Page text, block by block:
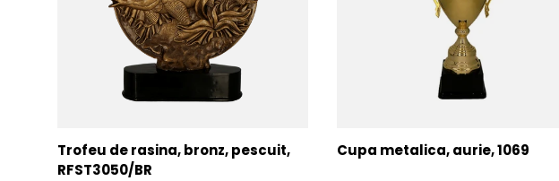
Trofeu de rasina, bronz, pescuit,
RFST3050/BR
Cupa metalica, aurie, 1069